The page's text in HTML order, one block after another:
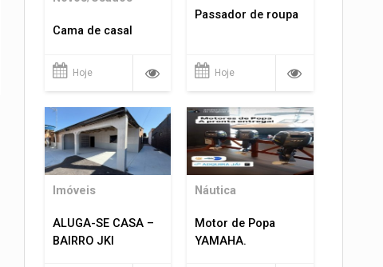
Cama de casal
Hoje
Passador de roupa
Hoje
Imóveis
ALUGA-SE CASA –
BAIRRO JKI
Náutica
Motor de Popa
YAMAHA.